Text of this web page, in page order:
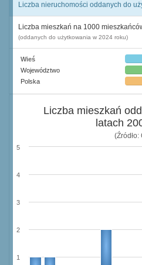
Liczba nieruchomości oddanych do
Liczba mieszkań na 1000
(oddanych do użytkowania w 2024 roku)
Wieś
Województwo
Polska
Liczba mieszkań
latach
(Źródło:
1
2
3
4
5